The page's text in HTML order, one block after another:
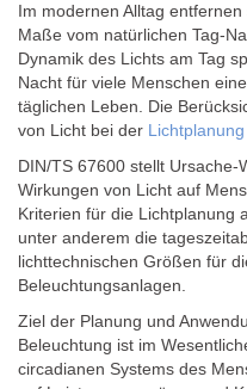
Im modernen Alltag
Maße vom natürlichen Tag-
Dynamik des Lichts am Tag
Nacht für viele Menschen
täglichen Leben. Die
von Licht bei der Lichtplanung
DIN/TS 67600 stellt Ursache-
Wirkungen von Licht auf
Kriterien für die Lichtplanung
unter anderem die
lichttechnischen Größen für
Beleuchtungsanlagen.
Ziel der Planung und
Beleuchtung ist im
circadianen Systems des